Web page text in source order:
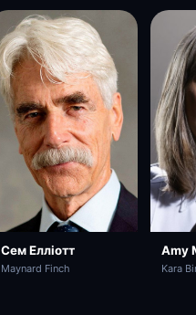
Сем Елліотт
Maynard Finch
Amy
Kara